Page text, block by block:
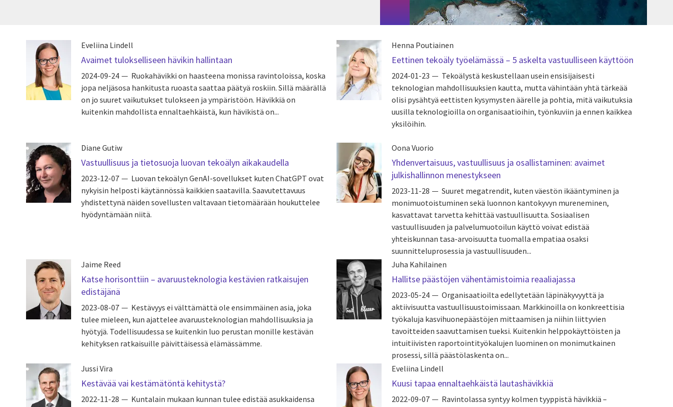
Eveliina Lindell
Avaimet tulokselliseen hävikin hallintaan
2024-09-24
Ruokahävikki on haasteena monissa ravintoloissa, koska
jopa neljäsosa hankitusta ruoasta saattaa päätyä roskiin. Sillä määrällä
on jo suuret vaikutukset tulokseen ja ympäristöön. Hävikkiä on
kuitenkin mahdollista ennaltaehkäistä, kun hävikistä on...
Henna Poutiainen
Eettinen tekoäly työelämässä – 5 askelta vastuulliseen käyttöön
2024-01-23
Tekoälystä keskustellaan usein ensisijaisesti
teknologian mahdollisuuksien kautta, mutta vähintään yhtä tärkeää
olisi pysähtyä eettisten kysymysten äärelle ja pohtia, mitä vaikutuksia
uusilla teknologioilla on organisaatioihin, työnkuviin ja ennen kaikkea
yksilöihin.
Diane Gutiw
Vastuullisuus ja tietosuoja luovan tekoälyn aikakaudella
2023-12-07
Luovan tekoälyn GenAI-sovellukset kuten ChatGPT ovat
nykyisin helposti käytännössä kaikkien saatavilla. Saavutettavuus
yhdistettynä näiden sovellusten valtavaan tietomäärään houkuttelee
hyödyntämään niitä.
Oona Vuorio
Yhdenvertaisuus, vastuullisuus ja osallistaminen: avaimet
julkishallinnon menestykseen
2023-11-28
Suuret megatrendit, kuten väestön ikääntyminen ja
monimuotoistuminen sekä luonnon kantokyvyn mureneminen,
kasvattavat tarvetta kehittää vastuullisuutta. Sosiaalisen
vastuullisuuden ja palvelumuotoilun käyttö voivat edistää
yhteiskunnan tasa-arvoisuutta tuomalla empatiaa osaksi
suunnitteluprosessia ja vastuullisuuden...
Jaime Reed
Katse horisonttiin – avaruusteknologia kestävien ratkaisujen
edistäjänä
2023-08-07
Kestävyys ei välttämättä ole ensimmäinen asia, joka
tulee mieleen, kun ajattelee avaruusteknologian mahdollisuuksia ja
hyötyjä. Todellisuudessa se kuitenkin luo perustan monille kestävän
kehityksen ratkaisuille päivittäisessä elämässämme.
Juha Kahilainen
Hallitse päästöjen vähentämistoimia reaaliajassa
2023-05-24
Organisaatioilta edellytetään läpinäkyvyyttä ja
aktiivisuutta vastuullisuustoimissaan. Markkinoilla on konkreettisia
työkaluja kasvihuonepäästöjen mittaamisen ja niihin liittyvien
tavoitteiden saavuttamisen tueksi. Kuitenkin helppokäyttöisten ja
intuitiivisten raportointityökalujen luominen on monimutkainen
prosessi, sillä päästölaskenta on...
Jussi Vira
Kestävää vai kestämätöntä kehitystä?
2022-11-28
Kuntalain mukaan kunnan tulee edistää asukkaidensa
Eveliina Lindell
Kuusi tapaa ennaltaehkäistä lautashävikkiä
2022-09-07
Ravintolassa syntyy kolmen tyyppistä hävikkiä –